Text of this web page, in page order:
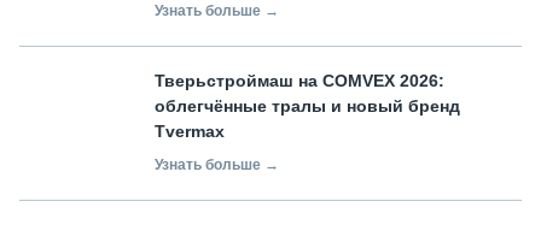
Узнать больше →
Тверьстроймаш на COMVEX 2026:
облегчённые тралы и новый бренд
Tvermax
Узнать больше →